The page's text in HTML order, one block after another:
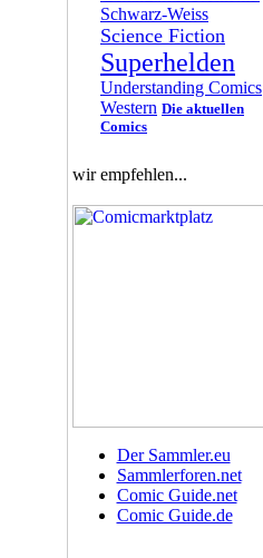
Schwarz-Weiss
Science Fiction
Superhelden
Understanding Comics
Western Die aktuellen
Comics
wir empfehlen...
Der Sammler.eu
Sammlerforen.net
Comic Guide.net
Comic Guide.de